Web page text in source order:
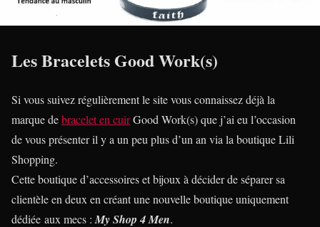
Les Bracelets Good Work(s)
Si vous suivez régulièrement le site vous connaissez déjà la
marque debracelet en cuirGood Work(s) que j’ai eu l’occasion
de vous présenter il y a un peu plus d’un an via la boutique Lili
Shopping.
Cette boutique d’accessoires et bijoux à décider de séparer sa
clientèle en deux en créant une nouvelle boutique uniquement
dédiée aux mecs : My Shop 4 Men.